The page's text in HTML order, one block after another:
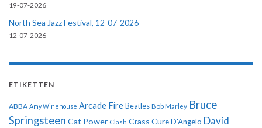
19-07-2026
North Sea Jazz Festival, 12-07-2026
12-07-2026
ETIKETTEN
ABBA Amy Winehouse Arcade Fire Beatles Bob Marley Bruce
Springsteen Cat Power Clash Crass CureD'Angelo David